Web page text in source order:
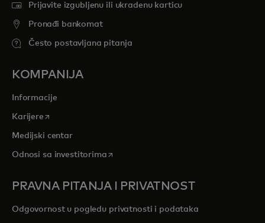
Prijavite izgubljenu ili ukradenu karticu
Pronađi bankomat
Često postavljana pitanja
KOMPANIJA
Informacije
Karijereopens in a new tab
Medijski centar
Odnosi sa investitorimaopens in a new tab
PRAVNA PITANJA I PRIVATNOST
Odgovornost u pogledu privatnosti i podataka